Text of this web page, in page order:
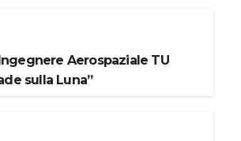
Aerospaziale TU
sulla Luna”